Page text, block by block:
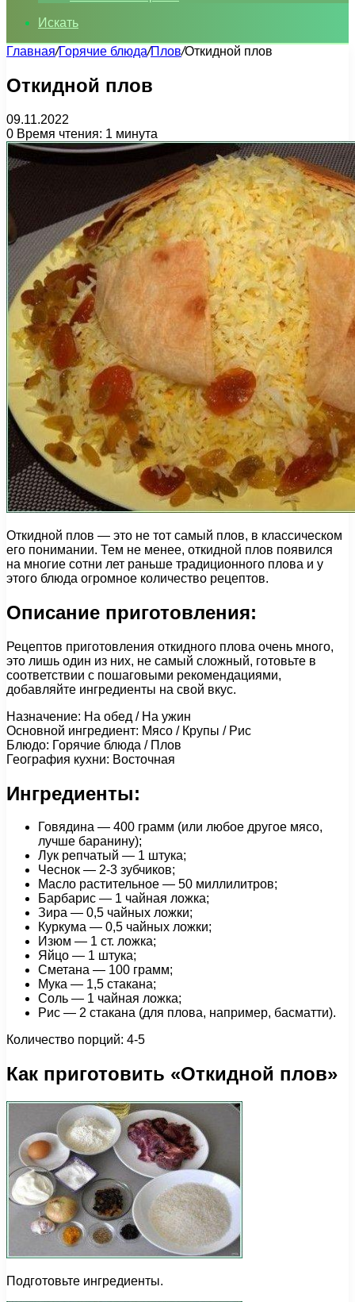
Искать
Главная/Горячие блюда/Плов/Откидной плов
Откидной плов
09.11.2022
0 Время чтения: 1 минута
Откидной плов — это не тот самый плов, в классическом
его понимании. Тем не менее, откидной плов появился
на многие сотни лет раньше традиционного плова и у
этого блюда огромное количество рецептов.
Описание приготовления:
Рецептов приготовления откидного плова очень много,
это лишь один из них, не самый сложный, готовьте в
соответствии с пошаговыми рекомендациями,
добавляйте ингредиенты на свой вкус.
Назначение: На обед / На ужин
Основной ингредиент: Мясо / Крупы / Рис
Блюдо: Горячие блюда / Плов
География кухни: Восточная
Ингредиенты:
Говядина — 400 грамм (или любое другое мясо,
лучше баранину);
Лук репчатый — 1 штука;
Чеснок — 2-3 зубчиков;
Масло растительное — 50 миллилитров;
Барбарис — 1 чайная ложка;
Зира — 0,5 чайных ложки;
Куркума — 0,5 чайных ложки;
Изюм — 1 ст. ложка;
Яйцо — 1 штука;
Сметана — 100 грамм;
Мука — 1,5 стакана;
Соль — 1 чайная ложка;
Рис — 2 стакана (для плова, например, басматти).
Количество порций: 4-5
Как приготовить «Откидной плов»
Подготовьте ингредиенты.